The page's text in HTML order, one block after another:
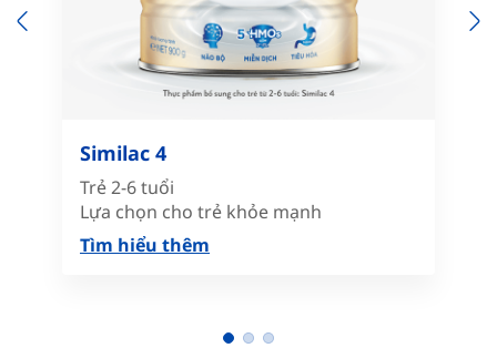
Similac 4
Trẻ 2-6 tuổi
Lựa chọn cho trẻ khỏe mạnh
Tìm hiểu thêm